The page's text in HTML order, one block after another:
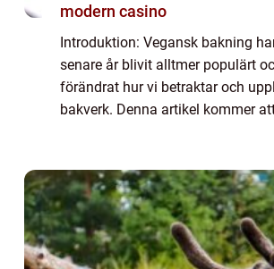
modern casino
Introduktion: Vegansk bakning
senare år blivit alltmer populärt
förändrat hur vi betraktar och
bakverk. Denna artikel kommer
över ämnet, ...